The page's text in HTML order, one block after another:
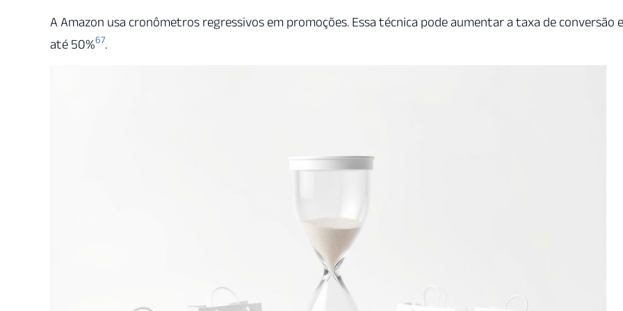
A Amazon usa cronômetros regressivos em promoções. Essa técnica pode aumentar a taxa de conversão
até 50%67.